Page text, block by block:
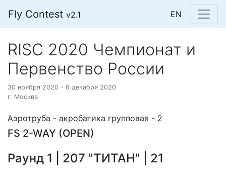
Fly Contest v2.1 EN
RISC 2020 Чемпионат и
Первенство России
30 ноября 2020 - 6 декабря 2020
г. Москва
Аэротруба - акробатика групповая - 2
FS 2-WAY (OPEN)
Раунд 1 | 207 "ТИТАН" | 21